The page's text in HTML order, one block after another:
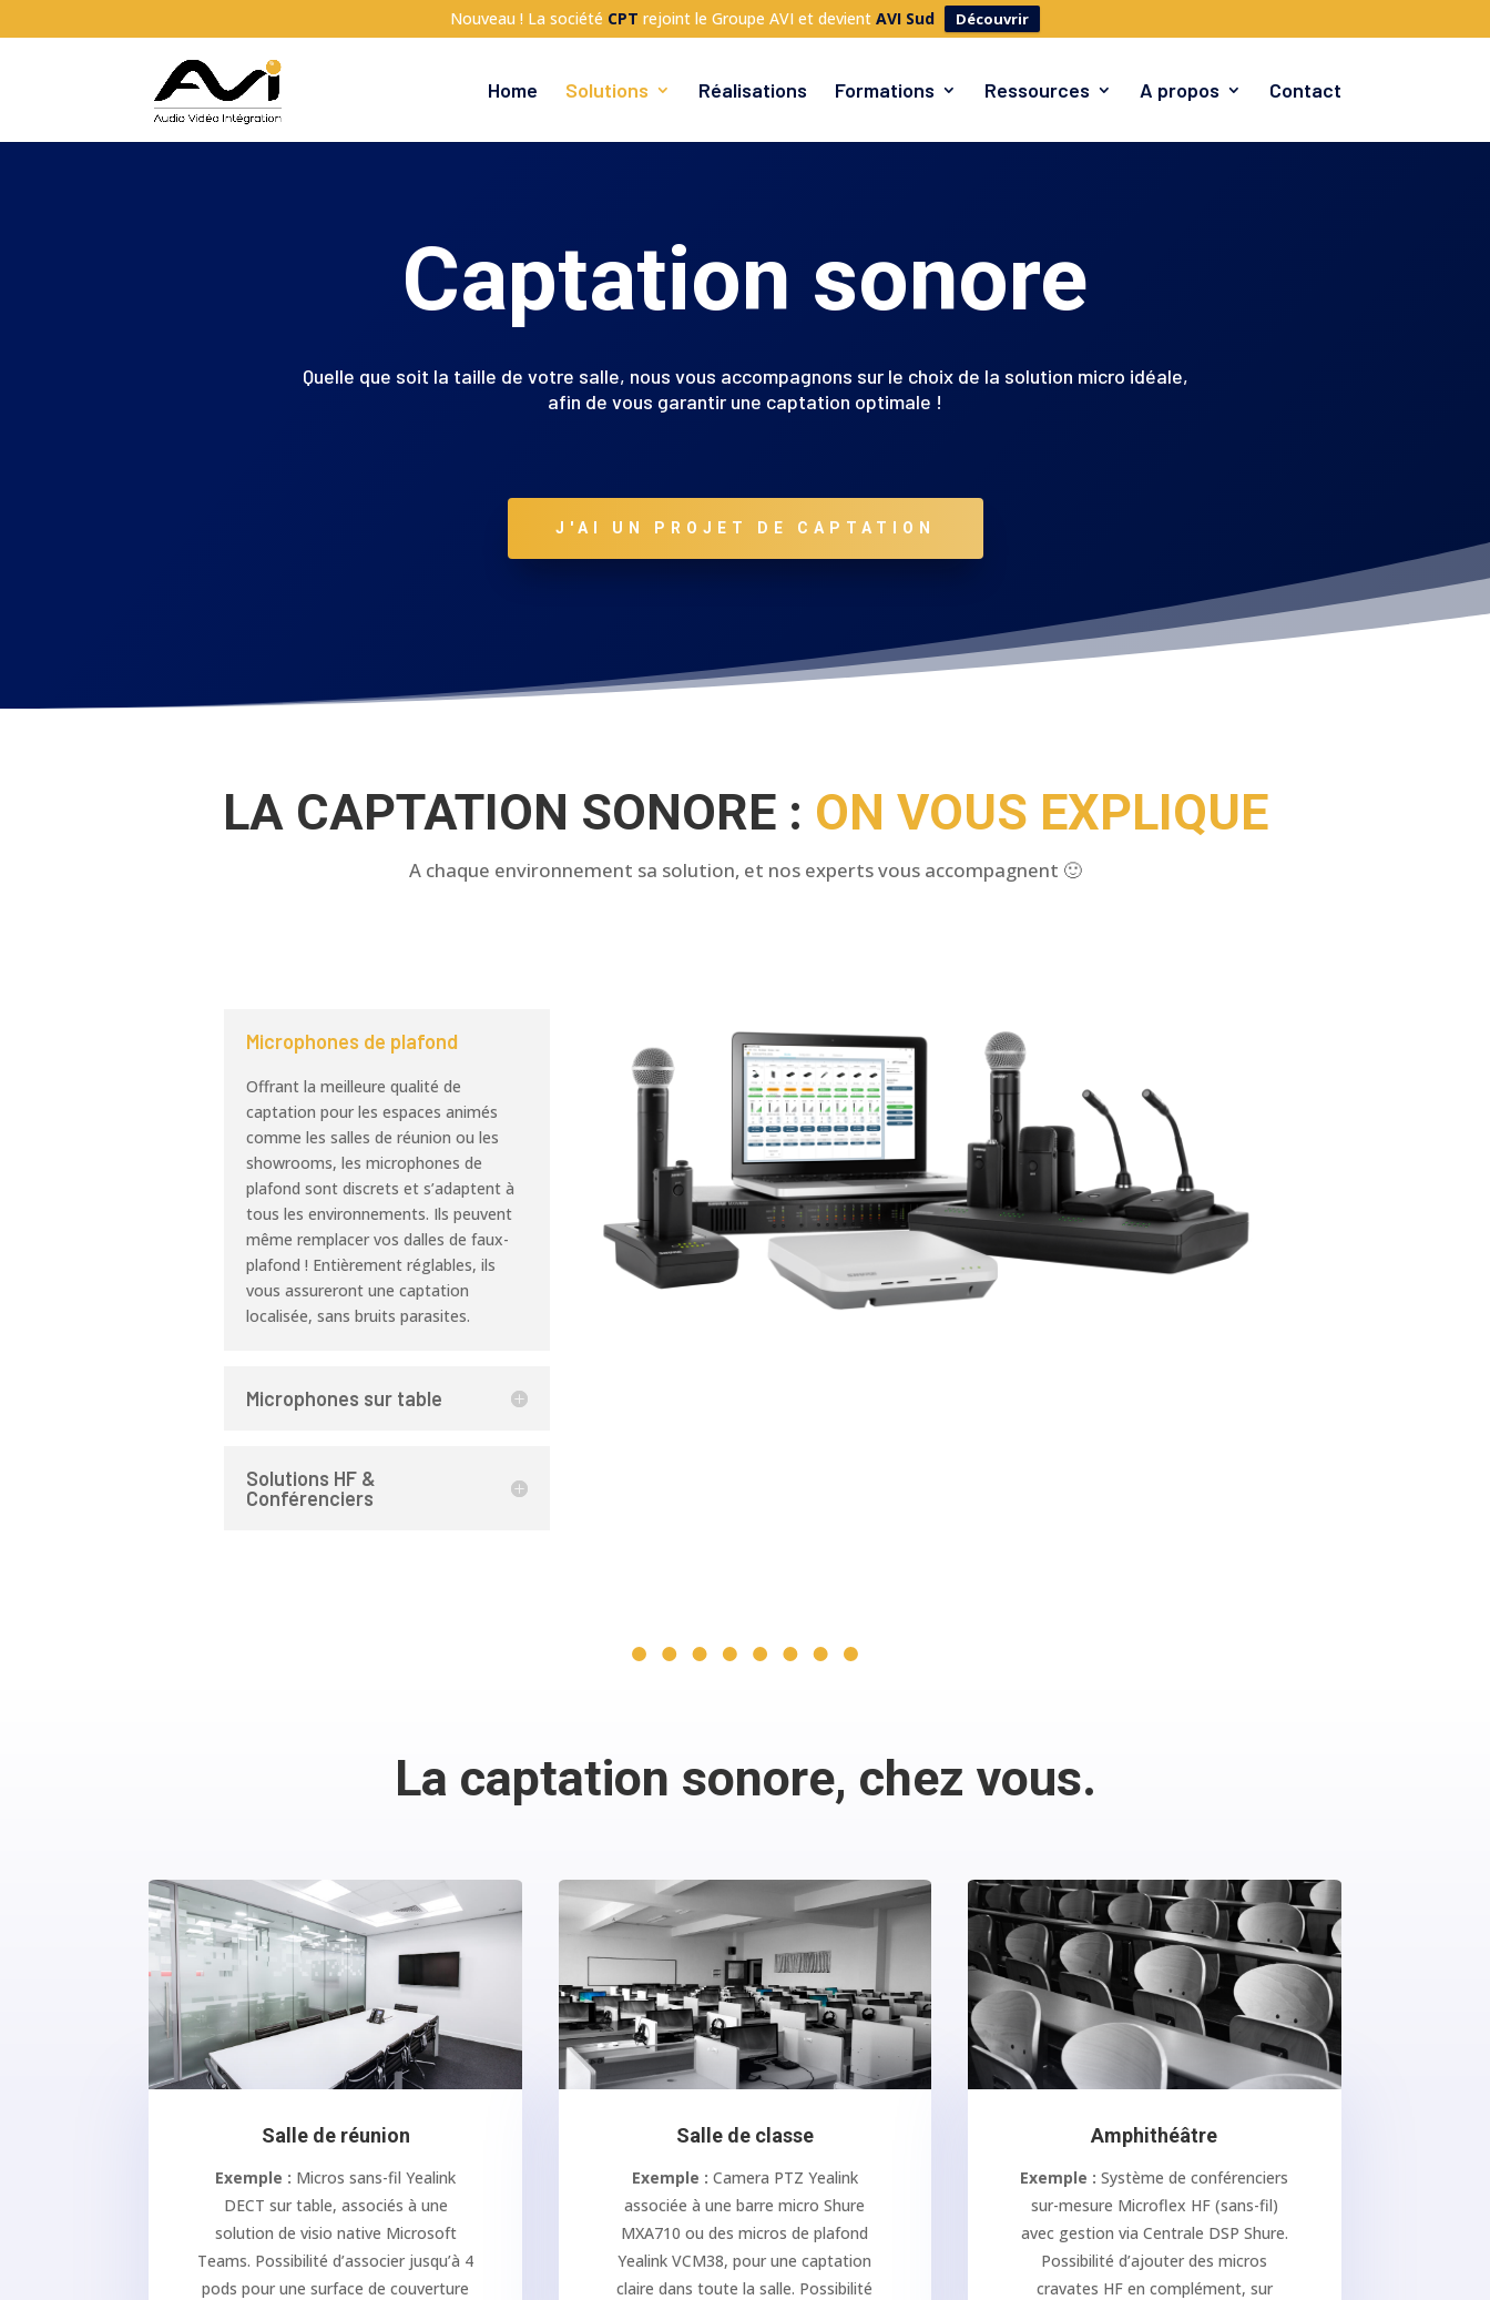
Nouveau ! La société CPT rejoint le Groupe AVI et devient AVI Sud Découvrir
Home Solutions Réalisations Formations Ressources A propos Contact
Captation sonore
Quelle que soit la taille de votre salle, nous vous accompagnons sur le choix de la solution micro idéale,
afin de vous garantir une captation optimale !
J'AI UN PROJET DE CAPTATION
LA CAPTATION SONORE : ON VOUS EXPLIQUE
A chaque environnement sa solution, et nos experts vous accompagnent 🙂
Microphones de plafond
Offrant la meilleure qualité de
captation pour les espaces animés
comme les salles de réunion ou les
showrooms, les microphones de
plafond sont discrets et s’adaptent à
tous les environnements. Ils peuvent
même remplacer vos dalles de faux-
plafond ! Entièrement réglables, ils
vous assureront une captation
localisée, sans bruits parasites.
Microphones sur table
Solutions HF &
Conférenciers
La captation sonore, chez vous.
Salle de réunion
Exemple : Micros sans-fil Yealink
DECT sur table, associés à une
solution de visio native Microsoft
Teams. Possibilité d’associer jusqu’à 4
pods pour une surface de couverture
Salle de classe
Exemple : Camera PTZ Yealink
associée à une barre micro Shure
MXA710 ou des micros de plafond
Yealink VCM38, pour une captation
claire dans toute la salle. Possibilité
Amphithéâtre
Exemple : Système de conférenciers
sur-mesure Microflex HF (sans-fil)
avec gestion via Centrale DSP Shure.
Possibilité d’ajouter des micros
cravates HF en complément, sur